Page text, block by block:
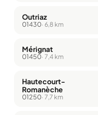
Outriaz
01430· 6,8 km
Mérignat
01450· 7,4 km
Hautecourt-
Romanèche
01250· 7,7 km